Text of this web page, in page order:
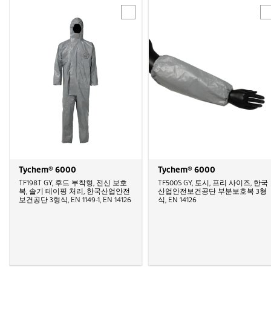
Tychem® 6000
TF198T GY, 후드 부착형, 전신 보호
복, 솔기 테이핑 처리, 한국산업안전
보건공단 3형식, EN 1149-1, EN 14126
Tychem® 6000
TF500S GY, 토시, 프리 사이즈, 한국
산업안전보건공단 부분보호복 3형
식, EN 14126